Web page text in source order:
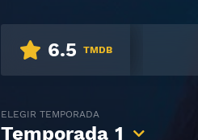
6.5 TMDB
ELEGIR TEMPORADA
Temporada 1